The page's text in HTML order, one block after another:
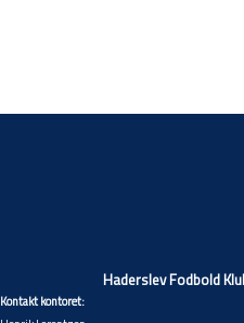
Haderslev Fodbold
Kontakt kontoret: